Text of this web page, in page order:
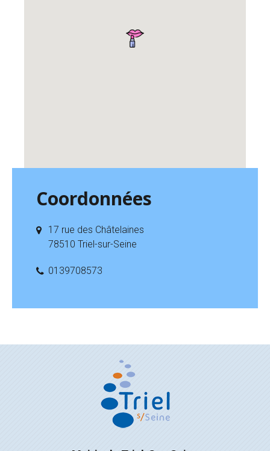
Coordonnées
17 rue des Châtelaines
78510 Triel-sur-Seine
0139708573